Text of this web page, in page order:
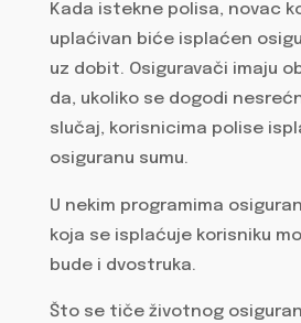
Kada istekne polisa, novac
uplaćivan biće isplaćen
uz dobit. Osiguravači imaju
da, ukoliko se dogodi
slučaj, korisnicima polise
osiguranu sumu.
U nekim programima
koja se isplaćuje korisniku
bude i dvostruka.
Što se tiče životnog